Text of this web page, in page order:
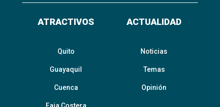
ATRACTIVOS
Quito
Guayaquil
Cuenca
ACTUALIDAD
Noticias
Temas
Opinión